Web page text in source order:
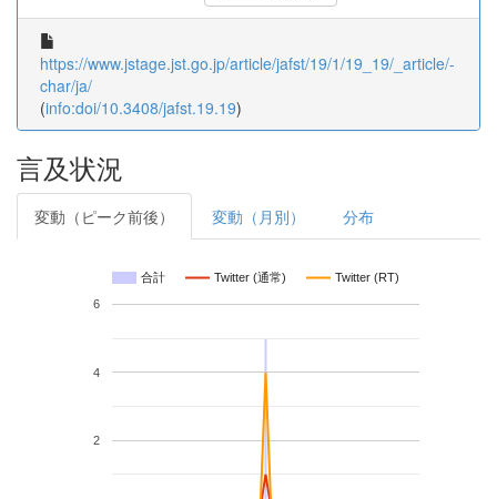
https://www.jstage.jst.go.jp/article/jafst/19/1/19_19/_article/-
char/ja/
(info:doi/10.3408/jafst.19.19)
言及状況
変動（ピーク前後） 変動（月別） 分布
合計 Twitter (通常) Twitter (RT)
2
4
6